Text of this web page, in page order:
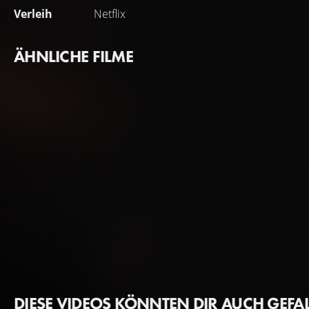
Verleih Netflix
ÄHNLICHE FILME
DIESE VIDEOS KÖNNTEN DIR AUCH